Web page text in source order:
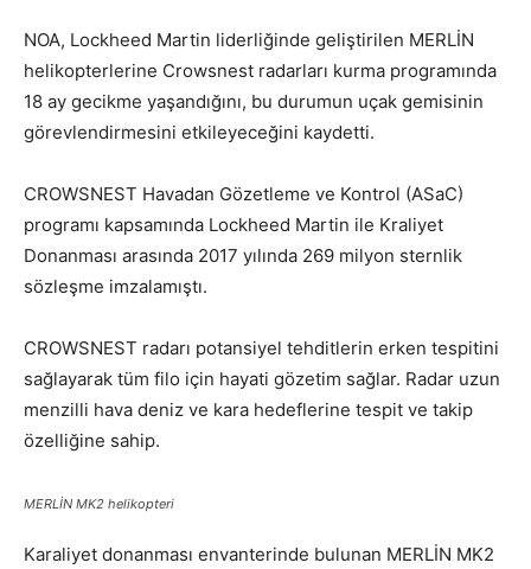
NOA, Lockheed Martin liderliğinde geliştirilen MERLİN
helikopterlerine Crowsnest radarları kurma programında
18 ay gecikme yaşandığını, bu durumun uçak gemisinin
görevlendirmesini etkileyeceğini kaydetti.
CROWSNEST Havadan Gözetleme ve Kontrol (ASaC)
programı kapsamında Lockheed Martin ile Kraliyet
Donanması arasında 2017 yılında 269 milyon sternlik
sözleşme imzalamıştı.
CROWSNEST radarı potansiyel tehditlerin erken tespitini
sağlayarak tüm filo için hayati gözetim sağlar. Radar uzun
menzilli hava deniz ve kara hedeflerine tespit ve takip
özelliğine sahip.
MERLİN MK2 helikopteri
Karaliyet donanması envanterinde bulunan MERLİN MK2